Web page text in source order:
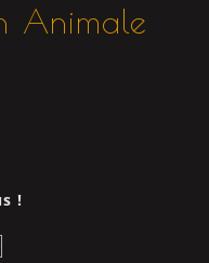
Animale
!